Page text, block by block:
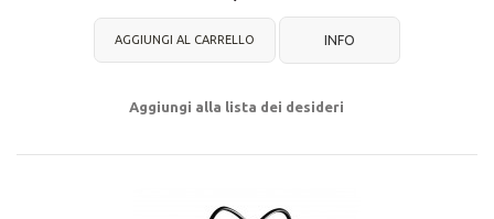
AGGIUNGI AL CARRELLO INFO
Aggiungi alla lista dei desideri